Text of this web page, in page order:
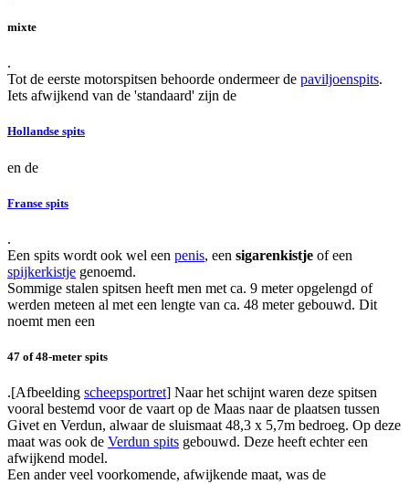
mixte
.
Tot de eerste motorspitsen behoorde ondermeer de paviljoenspits.
Iets afwijkend van de 'standaard' zijn de
Hollandse spits
en de
Franse spits
.
Een spits wordt ook wel een penis, een sigarenkistje of een
spijkerkistje genoemd.
Sommige stalen spitsen heeft men met ca. 9 meter opgelengd of
werden meteen al met een lengte van ca. 48 meter gebouwd. Dit
noemt men een
47 of 48-meter spits
.[Afbeelding scheepsportret] Naar het schijnt waren deze spitsen
vooral bestemd voor de vaart op de Maas naar de plaatsen tussen
Givet en Verdun, alwaar de sluismaat 48,3 x 5,7m bedroeg. Op deze
maat was ook de Verdun spits gebouwd. Deze heeft echter een
afwijkend model.
Een ander veel voorkomende, afwijkende maat, was de